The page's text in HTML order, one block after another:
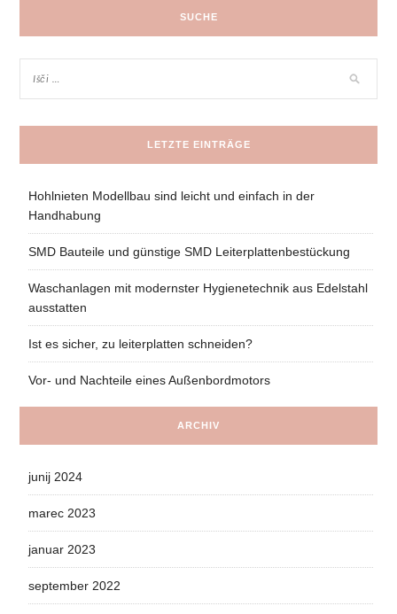
SUCHE
LETZTE EINTRÄGE
Hohlnieten Modellbau sind leicht und einfach in der
Handhabung
SMD Bauteile und günstige SMD Leiterplattenbestückung
Waschanlagen mit modernster Hygienetechnik aus Edelstahl
ausstatten
Ist es sicher, zu leiterplatten schneiden?
Vor- und Nachteile eines Außenbordmotors
ARCHIV
junij 2024
marec 2023
januar 2023
september 2022